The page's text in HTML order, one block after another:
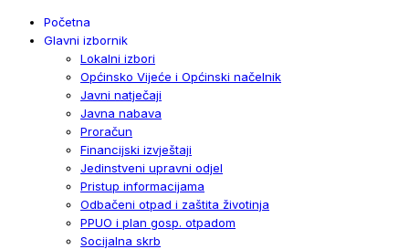
Početna
Glavni izbornik
Lokalni izbori
Općinsko Vijeće i Općinski načelnik
Javni natječaji
Javna nabava
Proračun
Financijski izvještaji
Jedinstveni upravni odjel
Pristup informacijama
Odbačeni otpad i zaštita životinja
PPUO i plan gosp. otpadom
Socijalna skrb